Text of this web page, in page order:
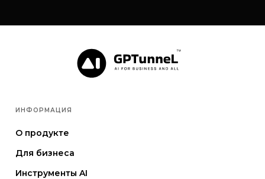
ИНФОРМАЦИЯ
О продукте
Для бизнеса
Инструменты AI